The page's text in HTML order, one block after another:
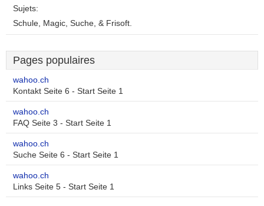
Sujets:
Schule, Magic, Suche, & Frisoft.
Pages populaires
wahoo.ch
Kontakt Seite 6 - Start Seite 1
wahoo.ch
FAQ Seite 3 - Start Seite 1
wahoo.ch
Suche Seite 6 - Start Seite 1
wahoo.ch
Links Seite 5 - Start Seite 1